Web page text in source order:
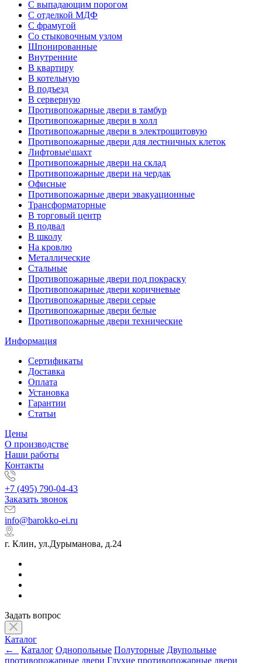
С выпадающим порогом
С отделкой МДФ
С фрамугой
Со стыковочным узлом
Шпонированные
Внутренние
В квартиру
В котельную
В подъезд
В серверную
Противопожарные двери в тамбур
Противопожарные двери в холл
Противопожарные двери в электрощитовую
Противопожарные двери для лестничных клеток
Лифтовые\шахт
Противопожарные двери на склад
Противопожарные двери на чердак
Офисные
Противопожарные двери эвакуационные
Трансформаторные
В торговый центр
В подвал
В школу
На кровлю
Металлические
Стальные
Противопожарные двери под покраску
Противопожарные двери коричневые
Противопожарные двери серые
Противопожарные двери белые
Противопожарные двери технические
Информация
Сертификаты
Доставка
Оплата
Установка
Гарантии
Статьи
Цены
О производстве
Наши работы
Контакты
+7 (495) 790-04-43
Заказать звонок
info@barokko-ei.ru
г. Клин, ул.Дурыманова, д.24
Задать вопрос
Каталог
←
Каталог Однопольные Полуторные Двупольные
противопожарные двери Глухие противопожарные двери